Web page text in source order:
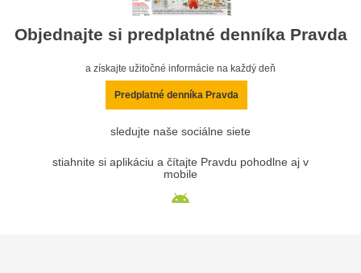
Objednajte si predplatné denníka Pravda
a získajte užitočné informácie na každý deň
Predplatné denníka Pravda
sledujte naše sociálne siete
stiahnite si aplikáciu a čítajte Pravdu pohodlne aj v
mobile